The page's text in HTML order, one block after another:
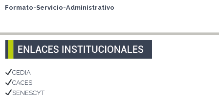
Formato-Servicio-Administrativo
CEDIA
CACES
SENESCYT